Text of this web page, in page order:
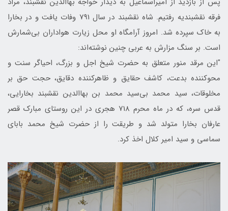
فرقه نقشبندیه رفتیم. شاه نقشبند در سال 791 وفات یافت و در بخارا
به خاک سپرده شد. امروز آرامگاه او محل زیارت هواداران بی‌شمارش
است. بر سنگ مزارش به عربی چنین نوشته‌اند:
"این مرقد منور متعلق به حضرت شیخ اجل و بزرگ، احیاگر سنت و
محوکننده بدعت، کاشف حقایق و ظاهرکننده دقایق، حجت حق بر
مخلوقات، سید محمد بی‌سید محمد بن بهاالدین نقشبند بخارایی،
قدس سره، که در ماه محرم 718 هجری در این روستای مبارک قصر
عارفان بخارا متولد شد و طریقت را از حضرت شیخ محمد بابای
سماسی و سید امیر کلال اخذ کرد.